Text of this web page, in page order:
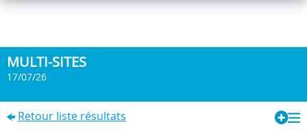
MULTI-SITES
17/07/26
Retour liste résultats